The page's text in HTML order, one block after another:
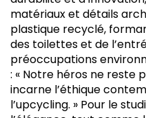
matériaux et détails
plastique recyclé,
des toilettes et de
préoccupations
: « Notre héros ne reste
incarne l’éthique
l’upcycling. » Pour le